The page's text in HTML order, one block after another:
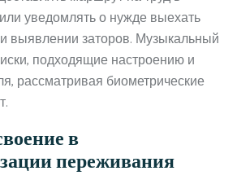
уведомлять о нужде выехать
выявлении заторов. Музыкальный
подходящие настроению и
рассматривая биометрические
в
переживания